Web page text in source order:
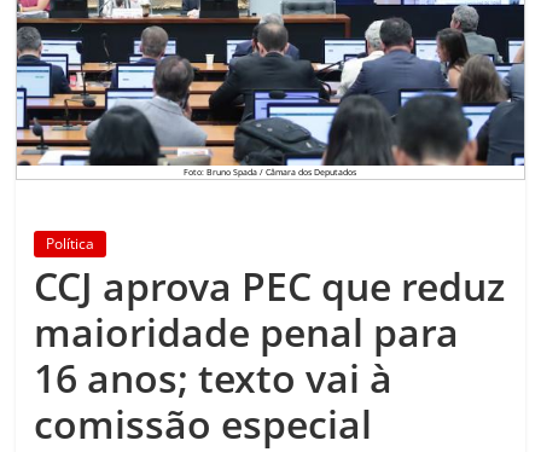
Foto: Bruno Spada / Câmara dos Deputados
Política
CCJ aprova PEC que reduz
maioridade penal para
16 anos; texto vai à
comissão especial